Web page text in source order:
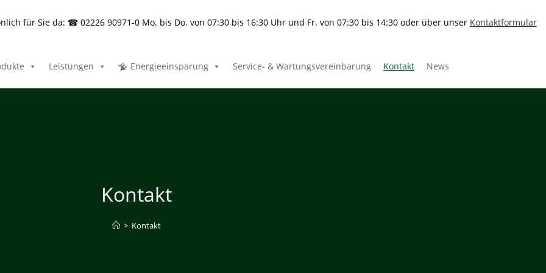
für Sie da: ☎ 02226 90971-0 Mo. bis Do. von 07:30 bis 16:30 Uhr und Fr. von 07:30 bis 14:30 oder über unser Kontaktformular
Leistungen Energieeinsparung Service- & Wartungsvereinbarung Kontakt News
Kontakt
> Kontakt